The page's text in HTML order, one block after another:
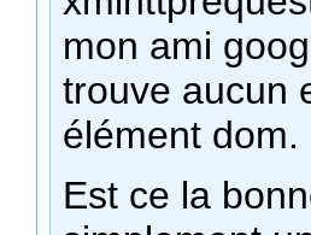
mon ami
trouve aucun
élément dom.
Est ce la